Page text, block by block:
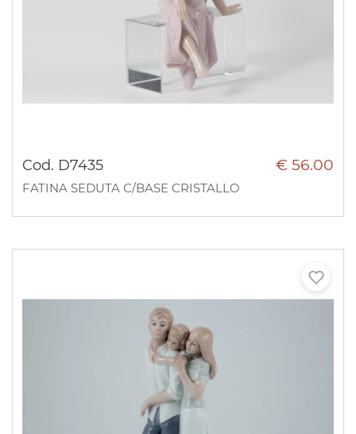
Cod. D7435 € 56.00
FATINA SEDUTA C/BASE CRISTALLO